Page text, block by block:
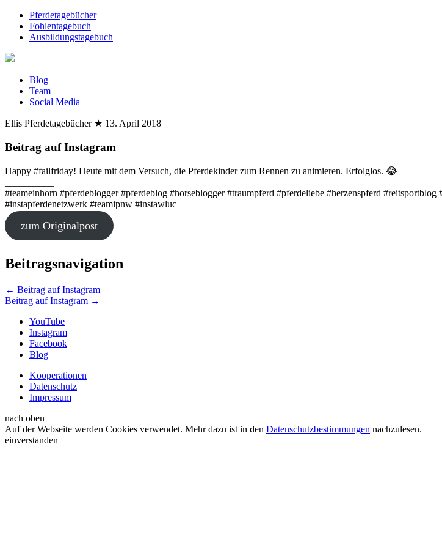
Pferdetagebücher
Fohlentagebuch
Ausbildungstagebuch
Blog
Team
Social Media
Ellis Pferdetagebücher ★ 13. April 2018
Beitrag auf Instagram
Happy #failfriday! Heute mit dem Versuch, die Pferdekinder zum Rennen zu animieren. Erfolglos. 😂
#teameinhorn #pferdeblogger #pferdeblog #horseblogger #traumpferd #pferdeliebe #herzenspferd
#instapferdenetzwerk #teamipnw #instawluc
zum Originalpost
Beitragsnavigation
← Beitrag auf Instagram
Beitrag auf Instagram →
YouTube
Instagram
Facebook
Blog
Kooperationen
Datenschutz
Impressum
nach oben
Auf der Webseite werden Cookies verwendet. Mehr dazu ist in den Datenschutzbestimmungen nachzulesen.
einverstanden